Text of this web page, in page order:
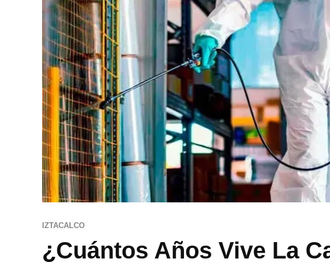
IZTACALCO
¿Cuántos Años Vive La